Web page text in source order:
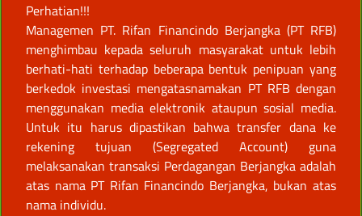
Perhatian!!!
Managemen PT. Rifan Financindo Berjangka (PT RFB)
menghimbau kepada seluruh masyarakat untuk lebih
berhati-hati terhadap beberapa bentuk penipuan yang
berkedok investasi mengatasnamakan PT RFB dengan
menggunakan media elektronik ataupun sosial media.
Untuk itu harus dipastikan bahwa transfer dana ke
rekening tujuan (Segregated Account) guna
melaksanakan transaksi Perdagangan Berjangka adalah
atas nama PT Rifan Financindo Berjangka, bukan atas
nama individu.